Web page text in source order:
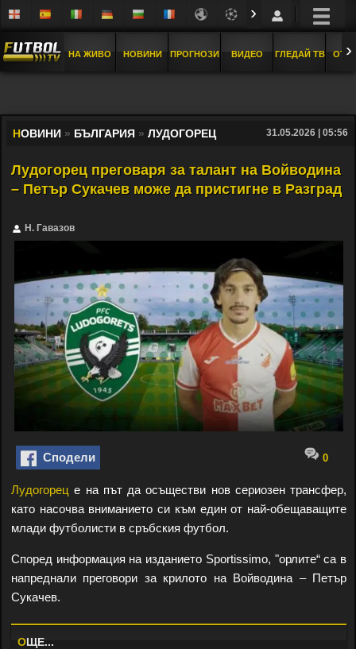
›
НА ЖИВО НОВИНИ ПРОГНОЗИ ВИДЕО ГЛЕДАЙ ТВ ›
НОВИНИ » БЪЛГАРИЯ » ЛУДОГОРЕЦ 31.05.2026 | 05:56
Лудогорец преговаря за талант на Войводина
– Петър Сукачев може да пристигне в Разград
Н. Гавазов
Сподели 0
Лудогорец е на път да осъществи нов сериозен трансфер,
като насочва вниманието си към един от най-обещаващите
млади футболисти в сръбския футбол.
Според информация на изданието Sportissimo, "орлите“ са в
напреднали преговори за крилото на Войводина – Петър
Сукачев.
OЩЕ...